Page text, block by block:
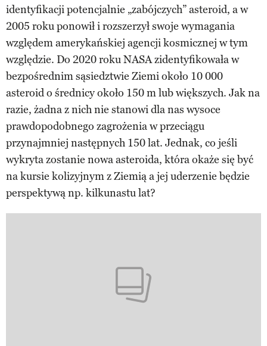
identyfikacji potencjalnie „zabójczych” asteroid, a w
2005 roku ponowił i rozszerzył swoje wymagania
względem amerykańskiej agencji kosmicznej w tym
względzie. Do 2020 roku NASA zidentyfikowała w
bezpośrednim sąsiedztwie Ziemi około 10 000
asteroid o średnicy około 150 m lub większych. Jak na
razie, żadna z nich nie stanowi dla nas wysoce
prawdopodobnego zagrożenia w przeciągu
przynajmniej następnych 150 lat. Jednak, co jeśli
wykryta zostanie nowa asteroida, która okaże się być
na kursie kolizyjnym z Ziemią a jej uderzenie będzie
perspektywą np. kilkunastu lat?